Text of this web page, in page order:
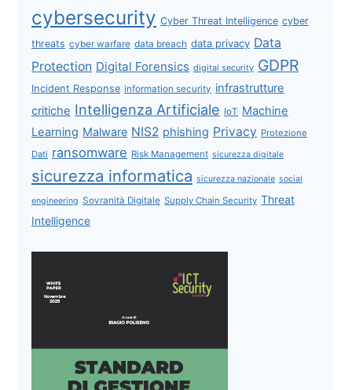
cybersecurity Cyber Threat Intelligence cyber
threats cyber warfare data breach data privacy Data
Protection Digital Forensics digital security GDPR
Incident Response information security infrastrutture
critiche Intelligenza Artificiale IoT Machine
Learning Malware NIS2 phishing Privacy Protezione
Dati ransomware Risk Management sicurezza digitale
sicurezza informatica sicurezza nazionale social
engineering Sovranità Digitale Supply Chain Security Threat
Intelligence